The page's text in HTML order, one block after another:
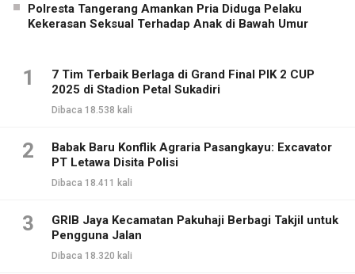
Polresta Tangerang Amankan Pria Diduga Pelaku
Kekerasan Seksual Terhadap Anak di Bawah Umur
1
7 Tim Terbaik Berlaga di Grand Final PIK 2 CUP
2025 di Stadion Petal Sukadiri
Dibaca 18.538 kali
2
Babak Baru Konflik Agraria Pasangkayu: Excavator
PT Letawa Disita Polisi
Dibaca 18.411 kali
3
GRIB Jaya Kecamatan Pakuhaji Berbagi Takjil untuk
Pengguna Jalan
Dibaca 18.320 kali